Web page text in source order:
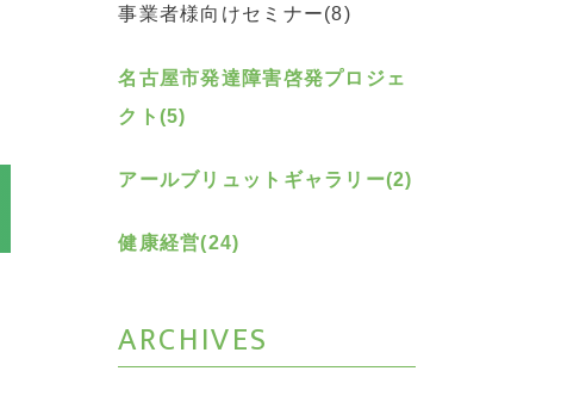
事業者様向けセミナー(8)
名古屋市発達障害啓発プロジェ
クト(5)
アールブリュットギャラリー(2)
健康経営(24)
ARCHIVES